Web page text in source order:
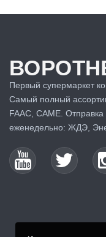
Первый супермаркет
Самый полный
FAAC, CAME.
еженедельно: ЖДЭ,